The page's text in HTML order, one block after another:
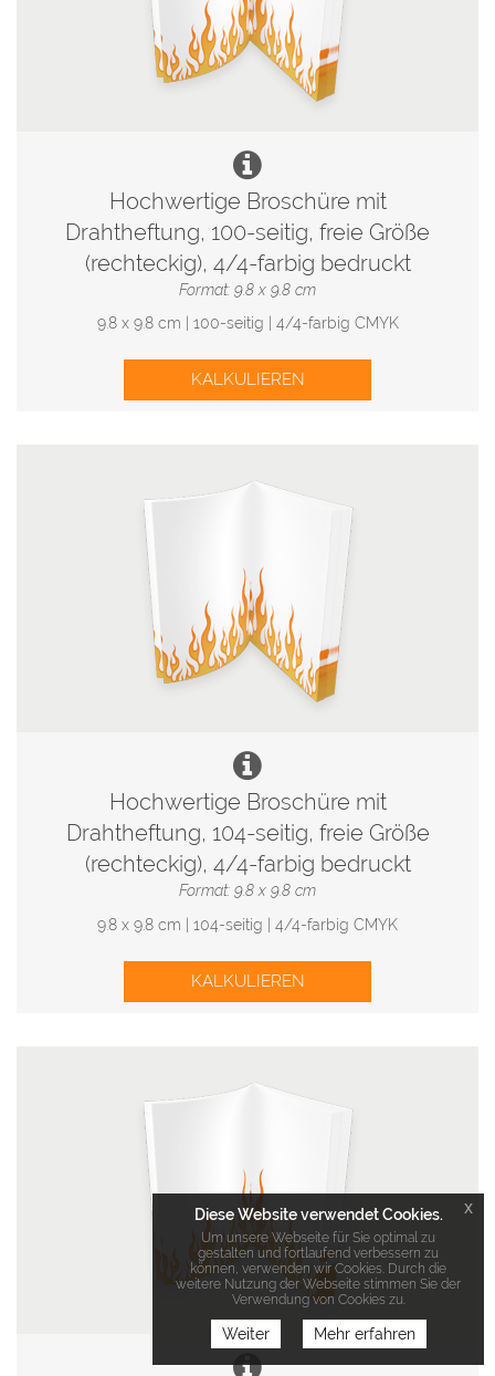
Hochwertige Broschüre mit
Drahtheftung, 100-seitig, freie Größe
(rechteckig), 4/4-farbig bedruckt
Format: 9.8 x 9.8 cm
9.8 x 9.8 cm | 100-seitig | 4/4-farbig CMYK
KALKULIEREN
Hochwertige Broschüre mit
Drahtheftung, 104-seitig, freie Größe
(rechteckig), 4/4-farbig bedruckt
Format: 9.8 x 9.8 cm
9.8 x 9.8 cm | 104-seitig | 4/4-farbig CMYK
KALKULIEREN
Diese Website verwendet Cookies.
Um unsere Webseite für Sie optimal zu
gestalten und fortlaufend verbessern zu
können, verwenden wir Cookies. Durch die
weitere Nutzung der Webseite stimmen Sie der
Verwendung von Cookies zu.
Weiter Mehr erfahren
x